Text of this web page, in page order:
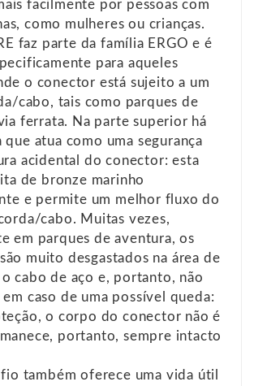
facilmente por pessoas com
como mulheres ou crianças.
faz parte da família ERGO e é
para aqueles
o conector está sujeito a um
cabo, tais como parques de
ferrata. Na parte superior há
que atua como uma segurança
acidental do conector: esta
de bronze marinho
e permite um melhor fluxo do
cabo. Muitas vezes,
em parques de aventura, os
muito desgastados na área de
cabo de aço e, portanto, não
em caso de uma possível queda:
o corpo do conector não é
portanto, sempre intacto
também oferece uma vida útil